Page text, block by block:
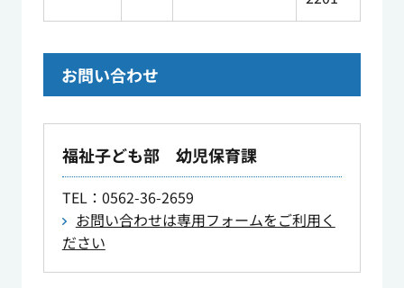
お問い合わせ
福祉子ども部 幼児保育課
TEL：0562-36-2659
お問い合わせは専用フォームをご利用く
ださい